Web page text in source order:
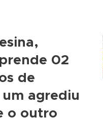
02
de
agrediu
o outro